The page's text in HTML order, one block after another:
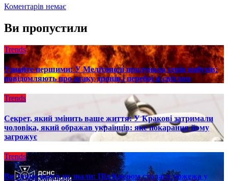
Коментарів немає
Ви пропустили
Trends
Узнайте першими: У Мелітополі пролунала серія вибухів:
повідомляють про атаку дронів і перебої зі світлом
Trends
Секрет, який змінить ваше життя: У Кракові затримали
чоловіка, який ображав українців: яке покарання йому
загрожує
Trends
Ви точно цього не знали: Під Києвом сталася пожежа у